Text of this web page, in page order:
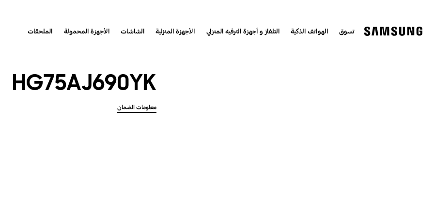
تسوق الهواتف الذكية التلفاز و أجهزة الترفيه المنزلي الأجهزة المنزلية الشاشات الأجهزة المحمولة الملحقات
HG75AJ690YK
معلومات الضمان